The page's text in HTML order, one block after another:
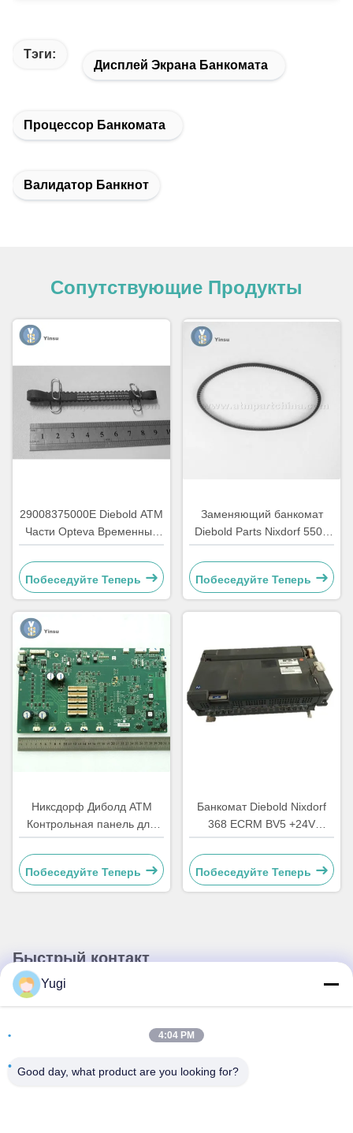
Тэги:
Дисплей Экрана Банкомата
Процессор Банкомата
Валидатор Банкнот
Сопутствующие Продукты
29008375000E Diebold ATM
Части Opteva Временный
ремень Транспортный
ремень 67T
Побеседуйте Теперь
Заменяющий банкомат
Diebold Parts Nixdorf 5500
AFD 445T Транспортный
ремень 2900837500AH
Побеседуйте Теперь
Никсдорф Диболд АТМ
Контрольная панель для
деталей Материнская
плата CCA Discovery
49242480000B
Побеседуйте Теперь
Банкомат Diebold Nixdorf
368 ECRM BV5 +24V
Приемник счетов
Валидатор частей
49238415000A
Побеседуйте Теперь
Быстрый контакт
Адрес
Xingye EastRoad, промышленный парк сообщества
Yugi
4:04 PM
Good day, what product are you looking for?